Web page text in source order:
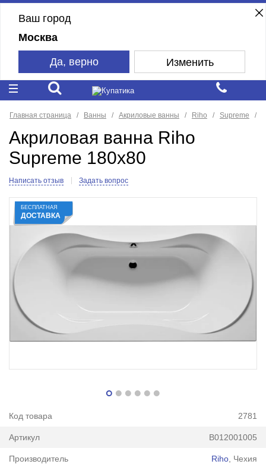
Ваш город
Москва
Да, верно Изменить
Главная страница Ванны Акриловые ванны Riho Supreme
Акриловая ванна Riho
Supreme 180x80
Написать отзыв Задать вопрос
БЕСПЛАТНАЯ
ДОСТАВКА
Код товара 2781
Артикул B012001005
Производитель Riho , Чехия